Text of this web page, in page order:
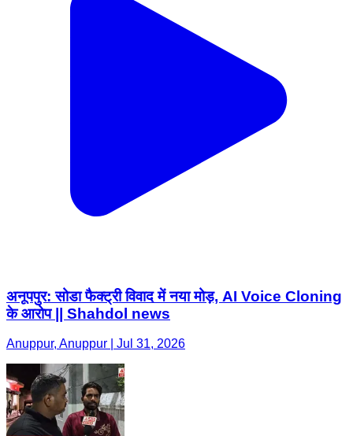
अनूपपुर: सोडा फैक्ट्री विवाद में नया मोड़, AI Voice Cloning
के आरोप || Shahdol news
Anuppur, Anuppur | Jul 31, 2026